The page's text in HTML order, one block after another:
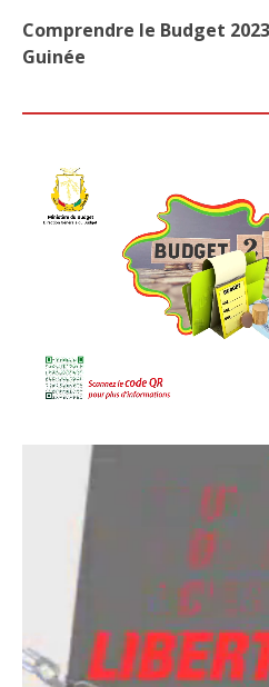
Comprendre le Budget
Guinée